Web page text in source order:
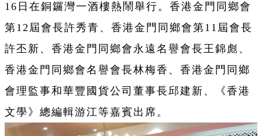
16日 在銅鑼灣一酒樓熱鬧舉行。香港金門同鄉會
第12屆會長許秀青、香港金門同鄉會第11屆會長
許丕新、香港金門同鄉會永遠名譽會長王錦彪、
香港金門同鄉會名譽會長林梅香、香港金門同鄉
會理監事和華豐國貨公司董事長邱建新、《香港
文學》總編輯游江等嘉賓出席。